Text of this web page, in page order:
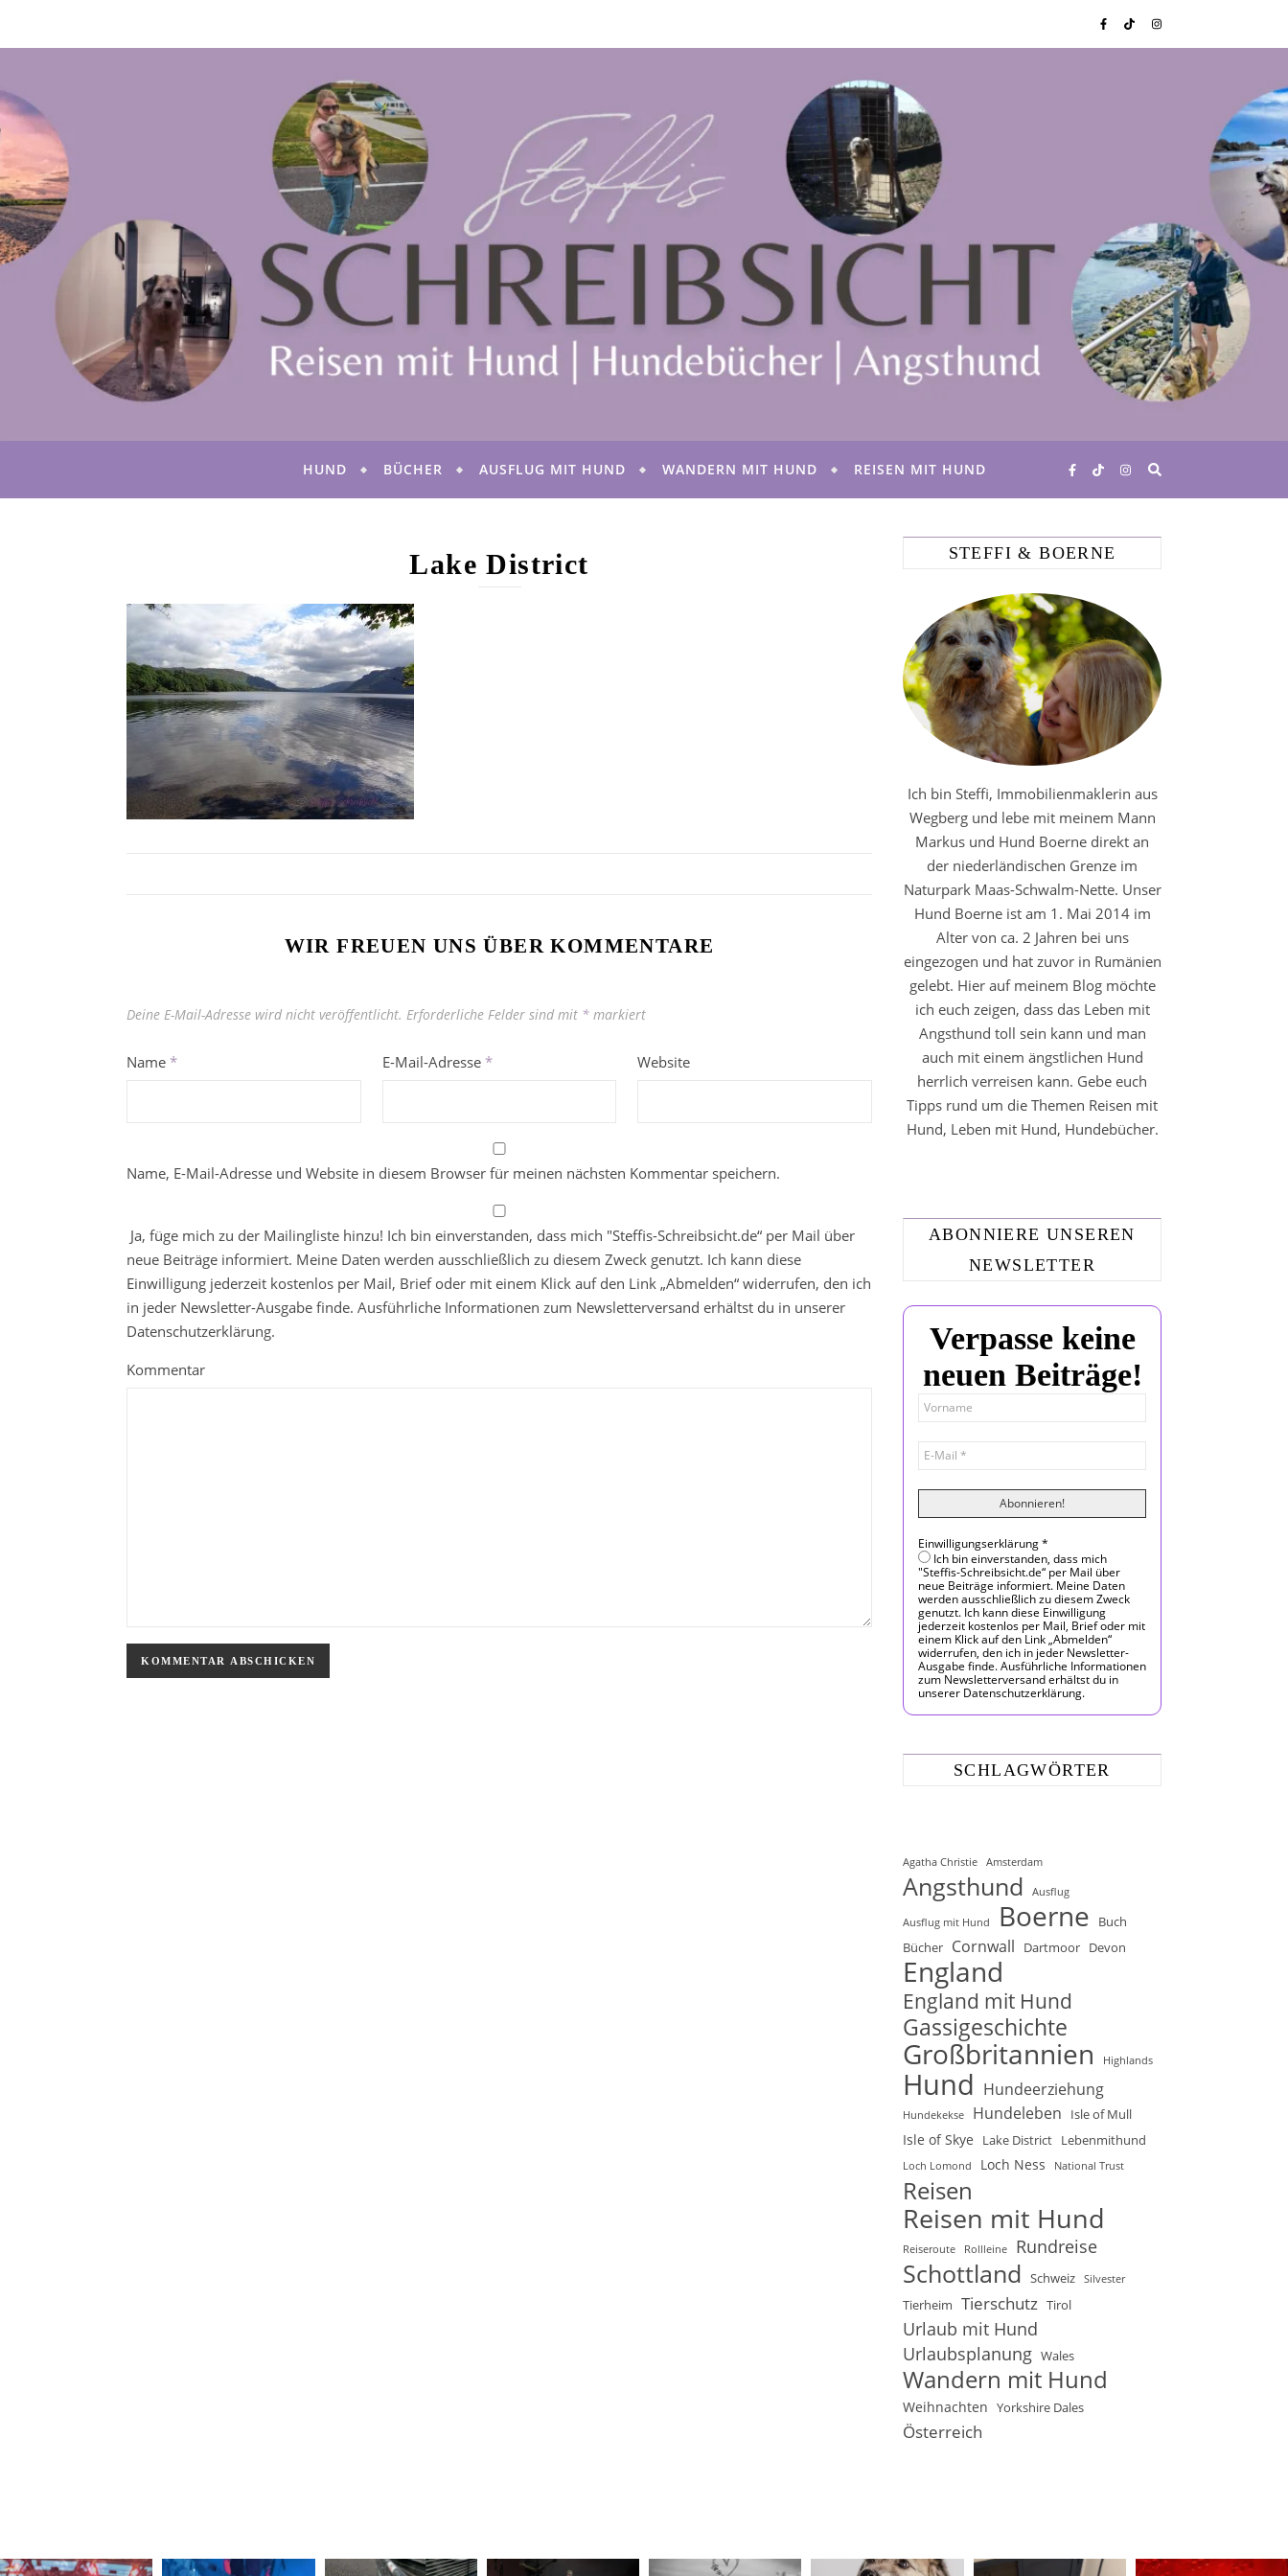
HUND BÜCHER AUSFLUG MIT HUND WANDERN MIT HUND REISEN MIT HUND
Lake District
WIR FREUEN UNS ÜBER KOMMENTARE
Deine E-Mail-Adresse wird nicht veröffentlicht. Erforderliche Felder sind mit * markiert
Name * E-Mail-Adresse * Website
Name, E-Mail-Adresse und Website in diesem Browser für meinen nächsten Kommentar speichern.
Ja, füge mich zu der Mailingliste hinzu! Ich bin einverstanden, dass mich "Steffis-Schreibsicht.de“ per Mail über
neue Beiträge informiert. Meine Daten werden ausschließlich zu diesem Zweck genutzt. Ich kann diese
Einwilligung jederzeit kostenlos per Mail, Brief oder mit einem Klick auf den Link „Abmelden“ widerrufen, den ich
in jeder Newsletter-Ausgabe finde. Ausführliche Informationen zum Newsletterversand erhältst du in unserer
Datenschutzerklärung.
Kommentar
STEFFI & BOERNE
Ich bin Steffi, Immobilienmaklerin aus
Wegberg und lebe mit meinem Mann
Markus und Hund Boerne direkt an
der niederländischen Grenze im
Naturpark Maas-Schwalm-Nette. Unser
Hund Boerne ist am 1. Mai 2014 im
Alter von ca. 2 Jahren bei uns
eingezogen und hat zuvor in Rumänien
gelebt. Hier auf meinem Blog möchte
ich euch zeigen, dass das Leben mit
Angsthund toll sein kann und man
auch mit einem ängstlichen Hund
herrlich verreisen kann. Gebe euch
Tipps rund um die Themen Reisen mit
Hund, Leben mit Hund, Hundebücher.
ABONNIERE UNSEREN
NEWSLETTER
Verpasse keine
neuen Beiträge!
Einwilligungserklärung*
Ich bin einverstanden, dass mich
"Steffis-Schreibsicht.de“ per Mail über
neue Beiträge informiert. Meine Daten
werden ausschließlich zu diesem Zweck
genutzt. Ich kann diese Einwilligung
jederzeit kostenlos per Mail, Brief oder mit
einem Klick auf den Link „Abmelden“
widerrufen, den ich in jeder Newsletter-
Ausgabe finde. Ausführliche Informationen
zum Newsletterversand erhältst du in
unserer Datenschutzerklärung.
SCHLAGWÖRTER
Agatha Christie Amsterdam
Angsthund Ausflug
Ausflug mit Hund Boerne
Buch
Bücher Cornwall Dartmoor Devon
England
England mit Hund
Gassigeschichte
Großbritannien Highlands
Hund Hundeerziehung
Hundekekse Hundeleben Isle of Mull
Isle of Skye Lake District Lebenmithund
Loch Lomond Loch Ness National Trust
Reisen
Reisen mit Hund
Reiseroute Rollleine Rundreise
Schottland Schweiz Silvester
Tierheim Tierschutz Tirol
Urlaub mit Hund
Urlaubsplanung Wales
Wandern mit Hund
Weihnachten Yorkshire Dales
Österreich